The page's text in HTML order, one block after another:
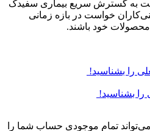
به گسترش سریع بیماری سفیدک
خواست در بازه زمانی
خود باشند.
بشناسید!
می‌تواند تمام موجودی حساب شما را